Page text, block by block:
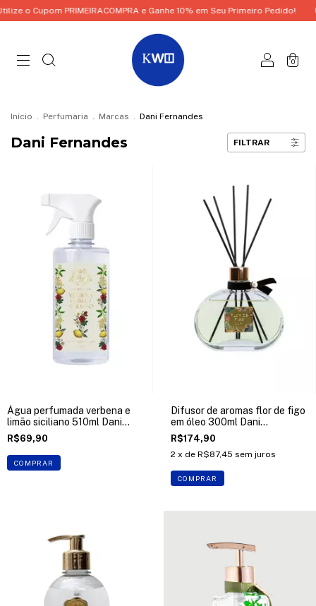
e Ganhe 10% em Seu Primeiro Pedido! Utilize o Cupom
0
Início . Perfumaria . Marcas . Dani Fernandes
Dani Fernandes FILTRAR
Água perfumada verbena e
limão siciliano 510ml Dani
Fernandes
R$69,90
COMPRAR
Difusor de aromas flor de figo
em óleo 300ml Dani
Fernandes
R$174,90
2 x de R$87,45 sem juros
COMPRAR